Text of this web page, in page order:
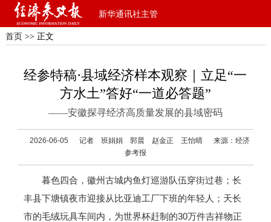
新华通讯社主管
首页 >> 正文
经参特稿·县域经济样本观察｜立足“一
方水土”答好“一道必答题”
——安徽探寻经济高质量发展的县域密码
2026-06-05 记者 班娟娟 郭晨 赵金正 王怡晴
来源：经济
参考报
暮色四合，徽州古城内鱼灯巡游队伍穿街过巷；长
丰县下塘镇夜市迎接从比亚迪工厂下班的年轻人；天长
市的毛绒玩具车间内，为世界杯赶制的30万件吉祥物正